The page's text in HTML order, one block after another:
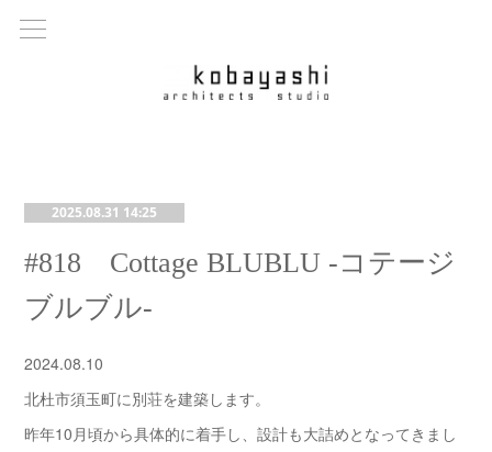
2025.08.31 14:25
#818 Cottage BLUBLU -コテージ
ブルブル-
2024.08.10
北杜市須玉町に別荘を建築します。
昨年10月頃から具体的に着手し、設計も大詰めとなってきまし